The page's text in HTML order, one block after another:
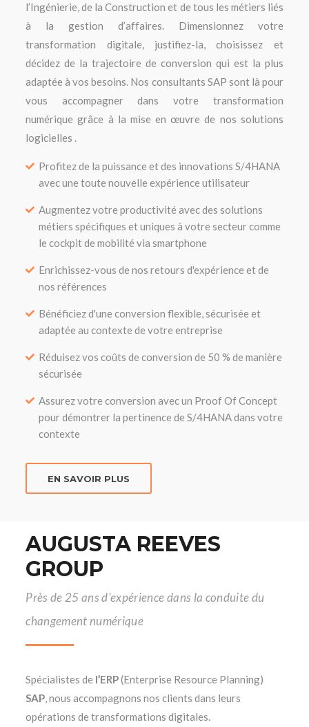
l’Ingénierie, de la Construction et de tous les métiers liés
à la gestion d’affaires. Dimensionnez votre
transformation digitale, justifiez-la, choisissez et
décidez de la trajectoire de conversion qui est la plus
adaptée à vos besoins. Nos consultants SAP sont là pour
vous accompagner dans votre transformation
numérique grâce à la mise en œuvre de nos solutions
logicielles .
Profitez de la puissance et des innovations S/4HANA
avec une toute nouvelle expérience utilisateur
Augmentez votre productivité avec des solutions
métiers spécifiques et uniques à votre secteur comme
le cockpit de mobilité via smartphone
Enrichissez-vous de nos retours d'expérience et de
nos références
Bénéficiez d'une conversion flexible, sécurisée et
adaptée au contexte de votre entreprise
Réduisez vos coûts de conversion de 50 % de manière
sécurisée
Assurez votre conversion avec un Proof Of Concept
pour démontrer la pertinence de S/4HANA dans votre
contexte
EN SAVOIR PLUS
AUGUSTA REEVES
GROUP
Près de 25 ans d'expérience dans la conduite du
changement numérique
Spécialistes de l’ERP(Enterprise Resource Planning)
SAP, nous accompagnons nos clients dans leurs
opérations de transformations digitales.